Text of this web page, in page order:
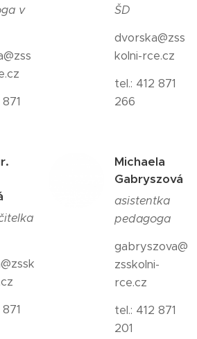
v
ŠD
dvorska@zss
kolni-rce.cz
tel.: 412 871
266
Michaela
Gabryszová
asistentka
pedagoga
gabryszova@
zsskolni-
rce.cz
tel.: 412 871
201